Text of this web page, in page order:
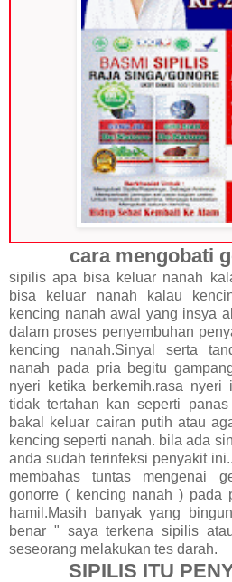
cara mengobati
sipilis apa bisa keluar nanah
bisa keluar nanah kalau
kencing nanah awal yang insya
dalam proses penyembuhan
kencing nanah.Sinyal serta
nanah pada pria begitu
nyeri ketika berkemih.rasa nyeri
tidak tertahan kan seperti
bakal keluar cairan putih atau
kencing seperti nanah. bila ada
anda sudah terinfeksi penyakit
membahas tuntas mengenai
gonorre ( kencing nanah ) pada
hamil.Masih banyak yang
benar " saya terkena sipilis
seseorang melakukan tes darah.
SIPILIS ITU